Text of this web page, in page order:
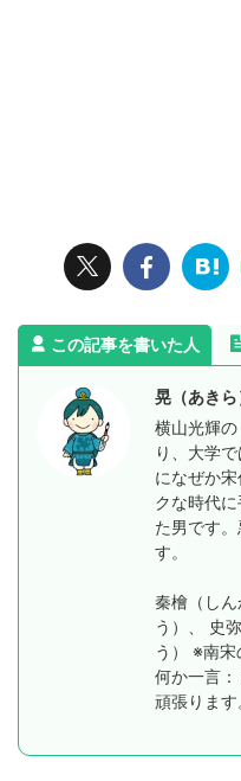
この記事を書いた人
晃（あきら
横山光輝
り、大学
になぜか
クな時代
た男です
す。
好き
秦檜（し
う）、 史
う） ※
何か一言： なるべく面白い記事を書くように
頑張ります